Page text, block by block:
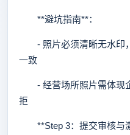
**避坑指南**：
- 照片必须清晰无水印
一致
- 经营场所照片需体现
拒
**Step 3：提交审核与